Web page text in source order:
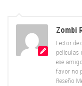
Zombi
Lector de
películas
ese
favor no
Reseño